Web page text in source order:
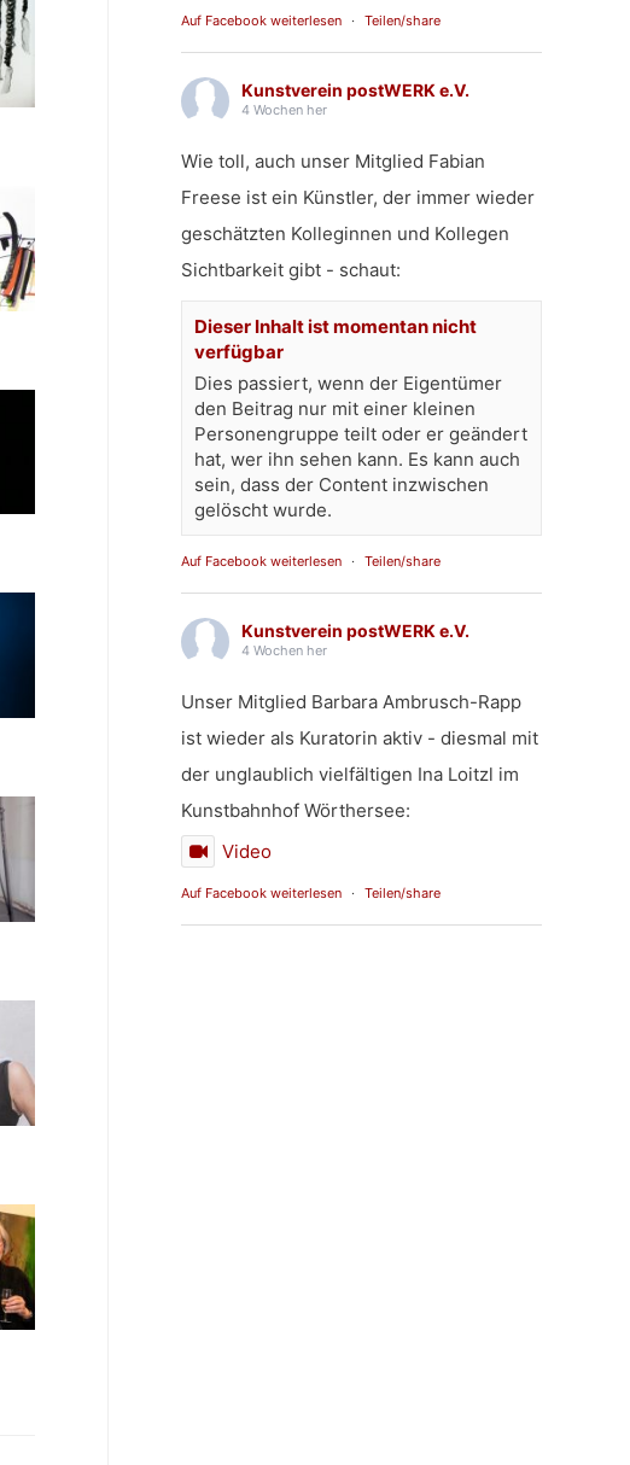
Auf Facebook weiterlesen · Teilen/share
Kunstverein postWERK e.V.
4 Wochen her
Wie toll, auch unser Mitglied Fabian
Freese ist ein Künstler, der immer wieder
geschätzten Kolleginnen und Kollegen
Sichtbarkeit gibt - schaut:
Dieser Inhalt ist momentan nicht
verfügbar
Dies passiert, wenn der Eigentümer
den Beitrag nur mit einer kleinen
Personengruppe teilt oder er geändert
hat, wer ihn sehen kann. Es kann auch
sein, dass der Content inzwischen
gelöscht wurde.
Auf Facebook weiterlesen · Teilen/share
Kunstverein postWERK e.V.
4 Wochen her
Unser Mitglied Barbara Ambrusch-Rapp
ist wieder als Kuratorin aktiv - diesmal mit
der unglaublich vielfältigen Ina Loitzl im
Kunstbahnhof Wörthersee:
Video
Auf Facebook weiterlesen · Teilen/share